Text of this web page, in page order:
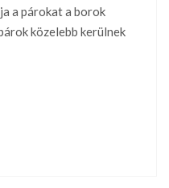
a párokat a borok
közelebb kerülnek